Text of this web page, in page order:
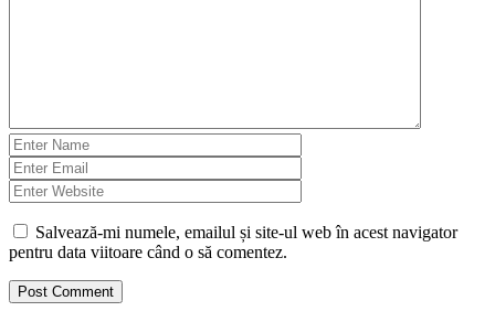
Salvează-mi numele, emailul și site-ul web în acest navigator
pentru data viitoare când o să comentez.